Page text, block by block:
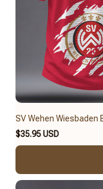
SV Wehen Wiesbaden
$35.95 USD